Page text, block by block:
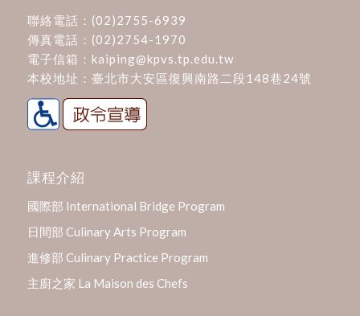
聯絡電話： (02)2755-6939
傳真電話：(02)2754-1970
電子信箱： kaiping@kpvs.tp.edu.tw
本校地址： 臺北市大安區復興南路二段148巷24號
課程介紹
國際部 International Bridge Program
日間部 Culinary Arts Program
進修部 Culinary Practice Program
主廚之家 La Maison des Chefs